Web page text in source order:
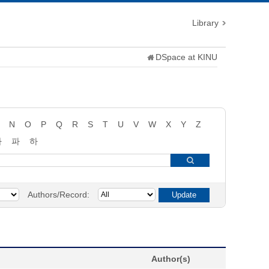
Library
DSpace at KINU
N O P Q R S T U V W X Y
Z
파
하
Authors/Record:
Author(s)